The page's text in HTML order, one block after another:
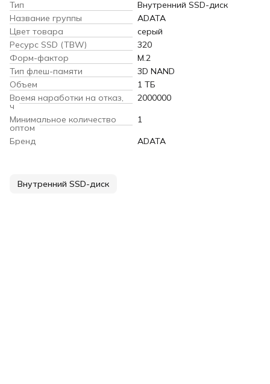
Тип
Внутренний SSD-диск
Название группы
ADATA
Цвет товара
серый
Ресурс SSD (TBW)
320
Форм-фактор
M.2
Тип флеш-памяти
3D NAND
Объем
1 ТБ
Время наработки на отказ,
ч
2000000
Минимальное количество
оптом
1
Бренд
ADATA
Внутренний SSD-диск